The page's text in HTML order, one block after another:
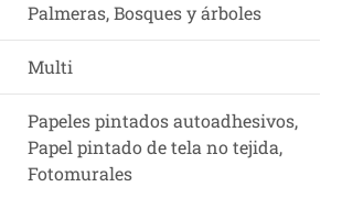
Palmeras, Bosques y árboles
Multi
Papeles pintados autoadhesivos,
Papel pintado de tela no tejida,
Fotomurales